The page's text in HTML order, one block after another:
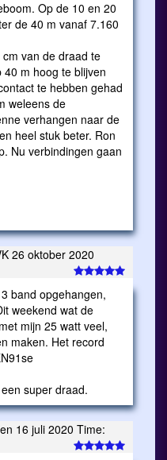
Op de 10 en 20
de 40 m vanaf 7.160
van de draad te
m hoog te blijven
te hebben gehad
weleens de
verhangen naar de
heel stuk beter. Ron
Nu verbindingen gaan
26 oktober 2020
band opgehangen,
weekend wat de
mijn 25 watt veel,
maken. Het record
super draad.
16 juli 2020 Time: